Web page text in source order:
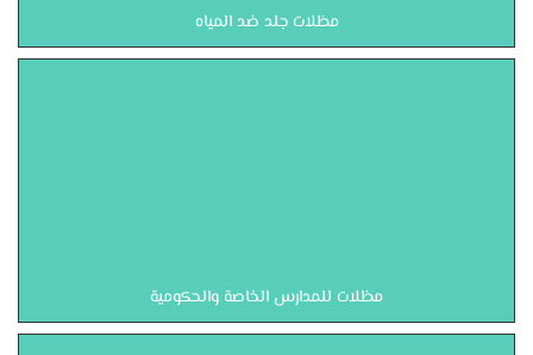
مظلات جلد ضد المياه
مظلات للمدارس الخاصة والحكومية